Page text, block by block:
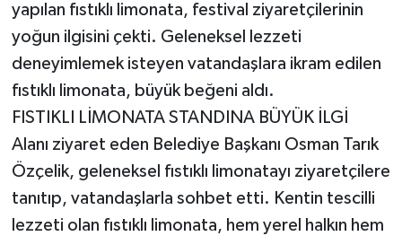
yapılan fıstıklı limonata, festival ziyaretçilerinin
yoğun ilgisini çekti. Geleneksel lezzeti
deneyimlemek isteyen vatandaşlara ikram edilen
fıstıklı limonata, büyük beğeni aldı.
FISTIKLI LİMONATA STANDINA BÜYÜK İLGİ
Alanı ziyaret eden Belediye Başkanı Osman Tarık
Özçelik, geleneksel fıstıklı limonatayı ziyaretçilere
tanıtıp, vatandaşlarla sohbet etti. Kentin tescilli
lezzeti olan fıstıklı limonata, hem yerel halkın hem